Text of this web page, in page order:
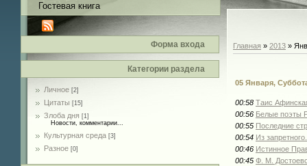
Гостевая книга
Форма входа
Категории раздела
Личное [2]
Цитаты [15]
Злоба дня [1]
Новости, комментарии...
Культурная среда [3]
Разное [0]
Главная » 2013 »
05 Января,
00:58 Таис
00:56 Белые поэты
00:55 Последние
00:54 Из
00:46 Истинное
00:45 Ф. М.